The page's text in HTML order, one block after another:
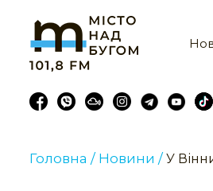
Головна / Новини / У